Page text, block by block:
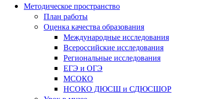
Методическое пространство
План работы
Оценка качества образования
Международные исследования
Всероссийские исследования
Региональные исследования
ЕГЭ и ОГЭ
МСОКО
НСОКО ДЮСШ и СДЮСШОР